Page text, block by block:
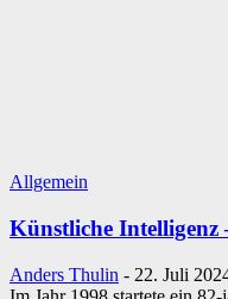
Allgemein
Künstliche Intelligenz
Anders Thulin - 22. Juli